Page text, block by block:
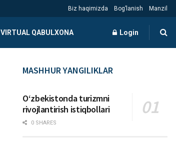
Biz haqimizda Bog’lanish Manzil
VIRTUAL QABULXONA Login
MASHHUR YANGILIKLAR
Oʻzbekistonda turizmni
rivojlantirish istiqbollari
0 SHARES